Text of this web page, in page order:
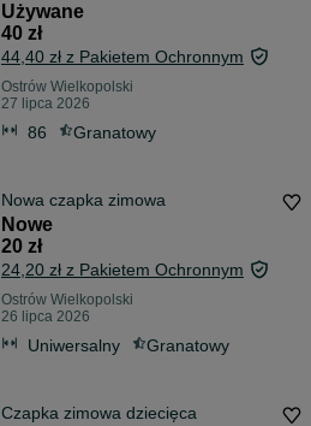
Używane
40 zł
44,40 zł z Pakietem Ochronnym
Ostrów Wielkopolski
27 lipca 2026
86 Granatowy
Nowa czapka zimowa
Nowe
20 zł
24,20 zł z Pakietem Ochronnym
Ostrów Wielkopolski
26 lipca 2026
Uniwersalny Granatowy
Czapka zimowa dziecięca